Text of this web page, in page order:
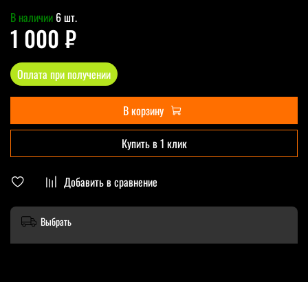
Добавить в сравнение
В наличии 6 шт.
1 000 ₽
Оплата при получении
В корзину
Купить в 1 клик
Выбрать